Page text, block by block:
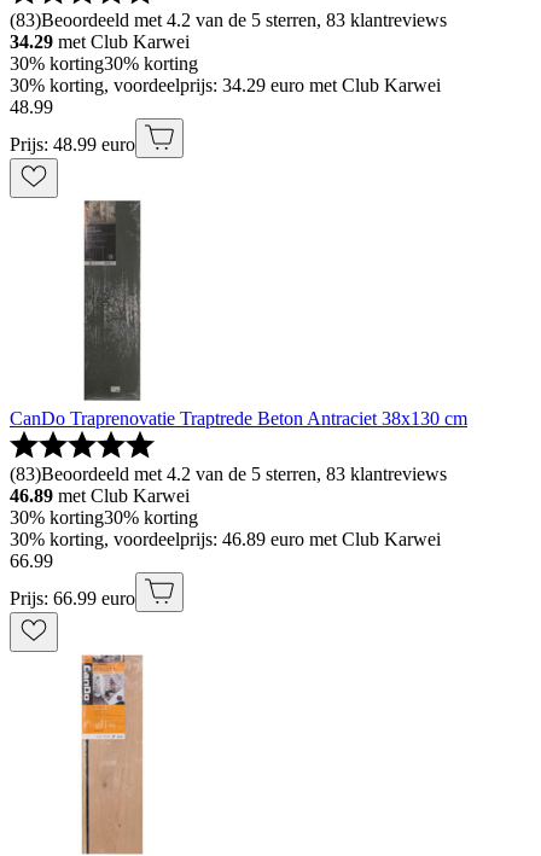
(83)Beoordeeld met 4.2 van de 5 sterren, 83 klantreviews
34.29 met Club Karwei
30% korting30% korting
30% korting, voordeelprijs: 34.29 euro met Club Karwei
48.99
Prijs: 48.99 euro
CanDo Traprenovatie Traptrede Beton Antraciet 38x130 cm
(83)Beoordeeld met 4.2 van de 5 sterren, 83 klantreviews
46.89 met Club Karwei
30% korting30% korting
30% korting, voordeelprijs: 46.89 euro met Club Karwei
66.99
Prijs: 66.99 euro